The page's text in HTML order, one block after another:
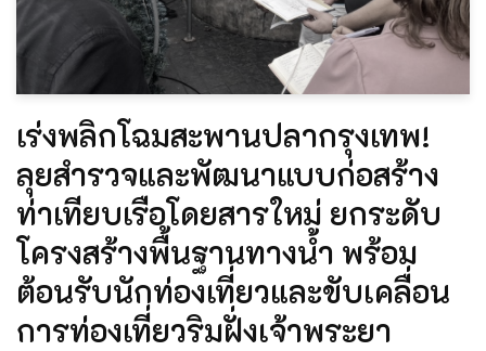
เร่งพลิกโฉมสะพานปลากรุงเทพ!
ลุยสำรวจและพัฒนาแบบก่อสร้าง
ท่าเทียบเรือโดยสารใหม่ ยกระดับ
โครงสร้างพื้นฐานทางน้ำ พร้อม
ต้อนรับนักท่องเที่ยวและขับเคลื่อน
การท่องเที่ยวริมฝั่งเจ้าพระยา